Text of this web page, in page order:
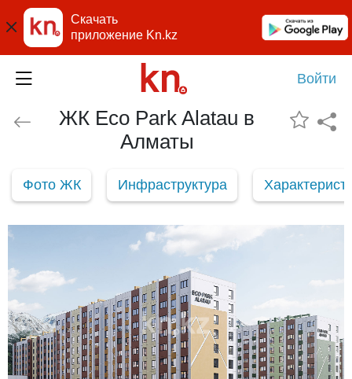
Скачать
приложение Kn.kz
Войти
ЖК Eco Park Alatau в
Алматы
Фото ЖК Инфраструктура